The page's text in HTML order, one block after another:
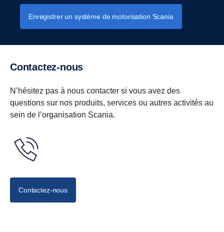
Enregistrer un système de motorisation Scania
Contactez-nous
N’hésitez pas à nous contacter si vous avez des
questions sur nos produits, services ou autres activités au
sein de l’organisation Scania.
Contactez-nous